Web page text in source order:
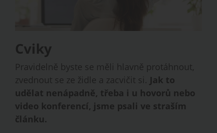
Cviky
Pravidelně byste se měli hlavně protáhnout,
zvednout se ze židle a zacvičit si. Jak to
udělat nenápadně, třeba i u hovorů nebo
video konferencí, jsme psali ve straším
článku.